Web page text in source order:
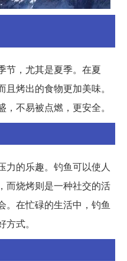
节，尤其是夏季。在夏
烤出的食物更加美味。
不易被点燃，更安全。
力的乐趣。钓鱼可以使人
而烧烤则是一种社交的活
。在忙碌的生活中，钓鱼
式。